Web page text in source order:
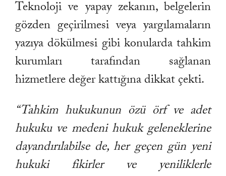
Teknoloji ve yapay zekanın, belgelerin
gözden geçirilmesi veya yargılamaların
yazıya dökülmesi gibi konularda tahkim
kurumları tarafından sağlanan
hizmetlere değer kattığına dikkat çekti.
“Tahkim hukukunun özü örf ve adet
hukuku ve medeni hukuk geleneklerine
dayandırılabilse de, her geçen gün yeni
hukuki fikirler ve yeniliklerle